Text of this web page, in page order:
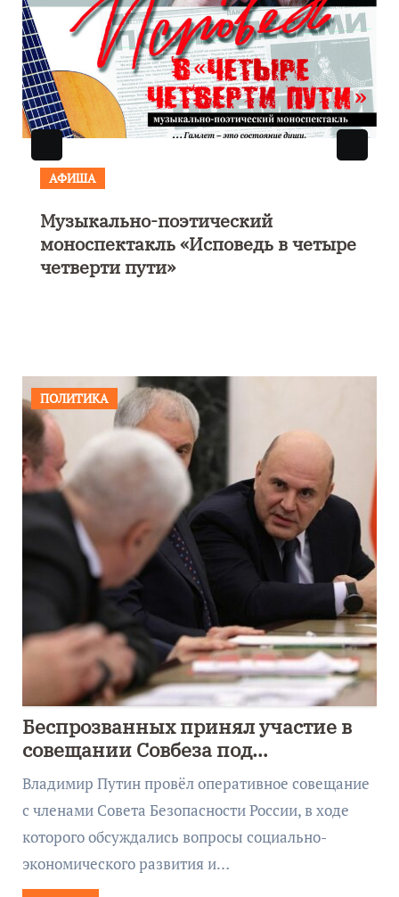
АФИША
Музыкально-поэтический
моноспектакль «Исповедь в четыре
четверти пути»
ПОЛИТИКА
Беспрозванных принял участие в
совещании Совбеза под
руководством Путина
Владимир Путин провёл оперативное совещание
с членами Совета Безопасности России, в ходе
которого обсуждались вопросы социально-
экономического развития и…